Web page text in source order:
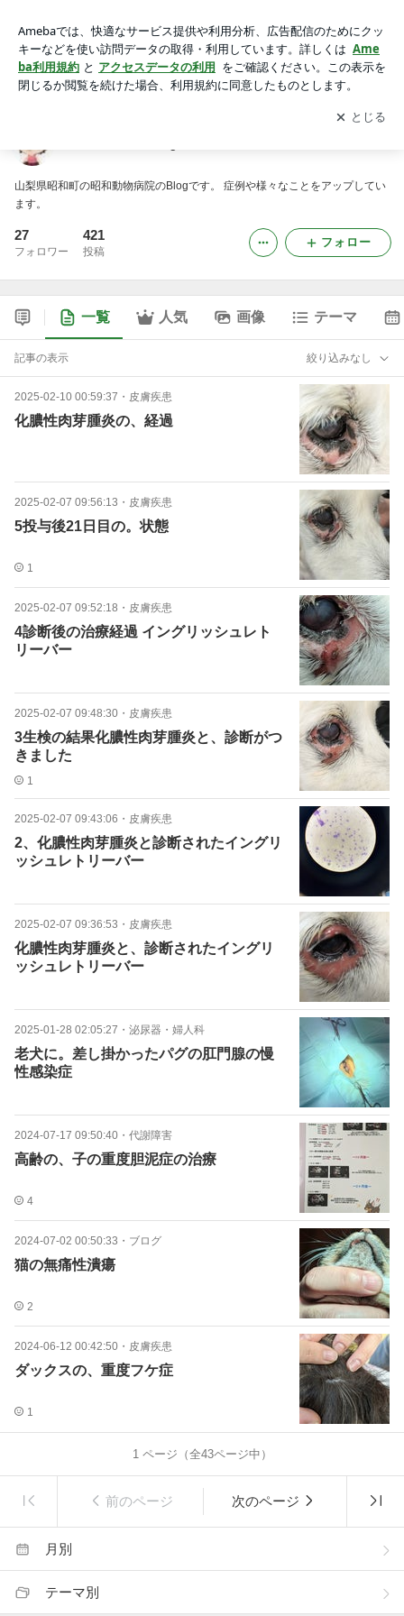
アプリをダウンロードして ブログの更新通知
を受け取りまし
ょう。
開く
山梨県昭和町の昭和動物病院のBlogです。 症例や様々なことをアップしてい
ます。
27
フォロワー
421
投稿
フォロー
一覧 人気 画像 テーマ
記事の表示 絞り込みなし
2025-02-10 00:59:37 ・ 皮膚疾患
化膿性肉芽腫炎の、経過
2025-02-07 09:56:13 ・ 皮膚疾患
5投与後21日目の。状態
1
2025-02-07 09:52:18 ・ 皮膚疾患
4診断後の治療経過 イングリッシュレト
リーバー
2025-02-07 09:48:30 ・ 皮膚疾患
3生検の結果化膿性肉芽腫炎と、診断がつ
きました
1
2025-02-07 09:43:06 ・ 皮膚疾患
2、化膿性肉芽腫炎と診断されたイングリ
ッシュレトリーバー
2025-02-07 09:36:53 ・ 皮膚疾患
化膿性肉芽腫炎と、診断されたイングリ
ッシュレトリーバー
2025-01-28 02:05:27 ・ 泌尿器・婦人科
老犬に。差し掛かったパグの肛門腺の慢
性感染症
2024-07-17 09:50:40 ・ 代謝障害
高齢の、子の重度胆泥症の治療
4
2024-07-02 00:50:33 ・ ブログ
猫の無痛性潰瘍
2
2024-06-12 00:42:50 ・ 皮膚疾患
ダックスの、重度フケ症
1
1ページ（全43ページ中）
前のページ 次のページ
月別
テーマ別